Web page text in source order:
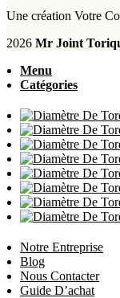
Une création Votre
2026 Mr Joint
Menu
Catégories
Notre Entreprise
Blog
Nous Contacter
Guide D’achat